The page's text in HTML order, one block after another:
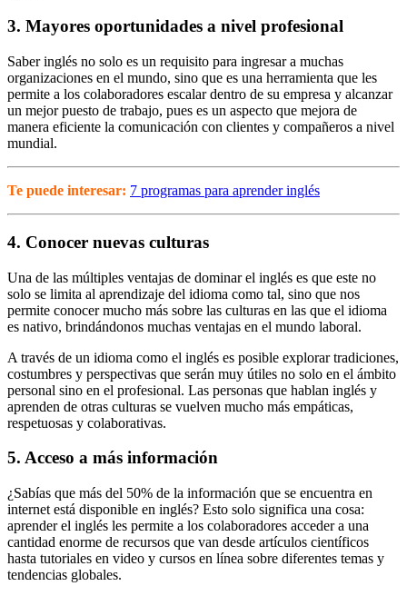
3. Mayores oportunidades a nivel profesional
Saber inglés no solo es un requisito para ingresar a muchas
organizaciones en el mundo, sino que es una herramienta que les
permite a los colaboradores escalar dentro de su empresa y alcanzar
un mejor puesto de trabajo, pues es un aspecto que mejora de
manera eficiente la comunicación con clientes y compañeros a nivel
mundial.
Te puede interesar: 7 programas para aprender inglés
4. Conocer nuevas culturas
Una de las múltiples ventajas de dominar el inglés es que este no
solo se limita al aprendizaje del idioma como tal, sino que nos
permite conocer mucho más sobre las culturas en las que el idioma
es nativo, brindándonos muchas ventajas en el mundo laboral.
A través de un idioma como el inglés es posible explorar tradiciones,
costumbres y perspectivas que serán muy útiles no solo en el ámbito
personal sino en el profesional. Las personas que hablan inglés y
aprenden de otras culturas se vuelven mucho más empáticas,
respetuosas y colaborativas.
5. Acceso a más información
¿Sabías que más del 50% de la información que se encuentra en
internet está disponible en inglés? Esto solo significa una cosa:
aprender el inglés les permite a los colaboradores acceder a una
cantidad enorme de recursos que van desde artículos científicos
hasta tutoriales en video y cursos en línea sobre diferentes temas y
tendencias globales.